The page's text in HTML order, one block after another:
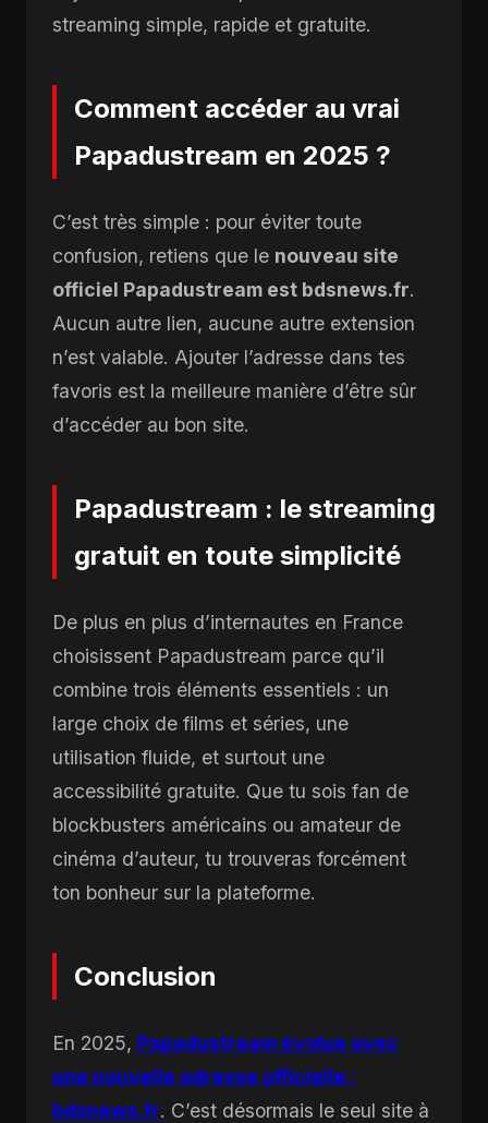
streaming simple, rapide et gratuite.
Comment accéder au vrai
Papadustream en 2025 ?
C’est très simple : pour éviter toute
confusion, retiens que le nouveau site
officiel Papadustream est bdsnews.fr.
Aucun autre lien, aucune autre extension
n’est valable. Ajouter l’adresse dans tes
favoris est la meilleure manière d’être sûr
d’accéder au bon site.
Papadustream : le streaming
gratuit en toute simplicité
De plus en plus d’internautes en France
choisissent Papadustream parce qu’il
combine trois éléments essentiels : un
large choix de films et séries, une
utilisation fluide, et surtout une
accessibilité gratuite. Que tu sois fan de
blockbusters américains ou amateur de
cinéma d’auteur, tu trouveras forcément
ton bonheur sur la plateforme.
Conclusion
En 2025, Papadustream évolue avec
une nouvelle adresse officielle :
bdsnews.fr. C’est désormais le seul site à